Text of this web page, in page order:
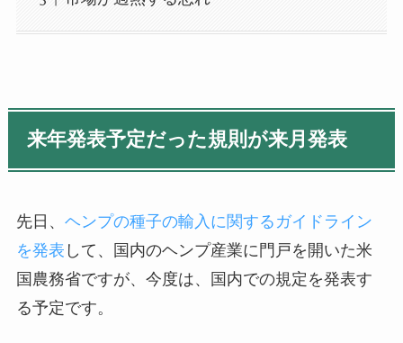
来年発表予定だった規則が来月発表
先日、 ヘンプの種子の輸入に関するガイドライン
を発表 して、国内のヘンプ産業に門戸を開いた米
国農務省ですが、今度は、国内での規定を発表す
る予定です。